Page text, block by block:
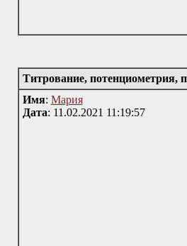
Титрование, потенциометрия,
Имя: Мария
Дата: 11.02.2021 11:19:57